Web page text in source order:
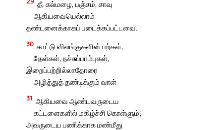
தீ, கல்மழை, பஞ்சம், சாவு
ஆகியவையெல்லாம்
தண்டனைக்காகப் படைக்கப்பட்டவை.
30 காட்டு விலங்குகளின் பற்கள்,
தேள்கள், நச்சுப்பாம்புகள்,
இறைப்பற்றில்லாதோரை
அழித்துத் தண்டிக்கும் வாள்
31 ஆகியவை ஆண்டவருடைய
கட்டளைகளில் மகிழ்ச்சி கொள்ளும்;
அவருடைய பணிக்காக மண்மீது